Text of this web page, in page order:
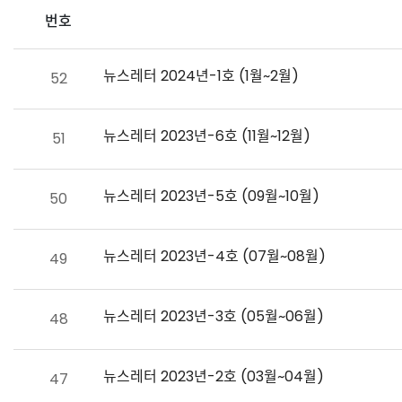
번호
52 뉴스레터 2024년-1호 (1월~2월)
51 뉴스레터 2023년-6호 (11월~12월)
50 뉴스레터 2023년-5호 (09월~10월)
49 뉴스레터 2023년-4호 (07월~08월)
48 뉴스레터 2023년-3호 (05월~06월)
47 뉴스레터 2023년-2호 (03월~04월)